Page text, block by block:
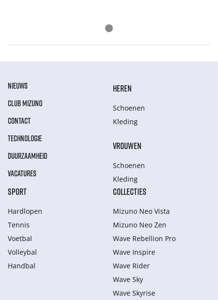
NIEUWS
CLUB MIZUNO
CONTACT
TECHNOLOGIE
DUURZAAMHEID
VACATURES
HEREN
Schoenen
Kleding
VROUWEN
Schoenen
Kleding
SPORT
Hardlopen
Tennis
Voetbal
Volleybal
Handbal
COLLECTIES
Mizuno Neo Vista
Mizuno Neo Zen
Wave Rebellion Pro
Wave Inspire
Wave Rider
Wave Sky
Wave Skyrise